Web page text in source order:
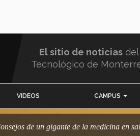
El sitio de noticias del
Tecnológico de
VIDEOS CAMPUS
Consejos de un gigante de la medicina en